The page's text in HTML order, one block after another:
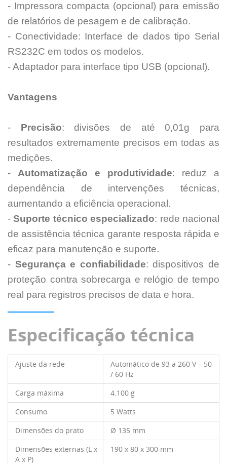
- Impressora compacta (opcional) para emissão
de relatórios de pesagem e de calibração.
- Conectividade: Interface de dados tipo Serial
RS232C em todos os modelos.
- Adaptador para interface tipo USB (opcional).
Vantagens
- Precisão: divisões de até 0,01g para
resultados extremamente precisos em todas as
medições.
- Automatização e produtividade: reduz a
dependência de intervenções técnicas,
aumentando a eficiência operacional.
-Suporte técnico especializado: rede nacional
de assistência técnica garante resposta rápida e
eficaz para manutenção e suporte.
- Segurança e confiabilidade: dispositivos de
proteção contra sobrecarga e relógio de tempo
real para registros precisos de data e hora.
Especificação técnica
Ajuste da rede
Automático de 93 a 260 V – 50
/ 60 Hz
Carga máxima
4.100 g
Consumo
5 Watts
Dimensões do prato
Ø 135 mm
Dimensões externas (L x
A x P)
190 x 80 x 300 mm